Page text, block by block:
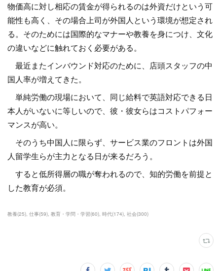
物価高に対し相応の賃金が得られるのは外資だけという可
能性も高く、その場合上司が外国人という環境が想定され
る。そのためには国際的なマナーや教養を身につけ、文化
の違いなどに触れておく必要がある。
最近またインバウンド対応のために、店頭スタッフの中
国人率が増えてきた。
単純労働の現場において、同じ給料で英語対応できる日
本人がいないに等しいので、彼・彼女らはコストパフォー
マンスが高い。
そのうち中国人に限らず、サービス業のフロントは外国
人留学生らが主力となる日が来るだろう。
すると低所得層の職が奪われるので、知的労働を前提と
した教育が必須。
教養(25) 仕事(59) 教育・学問・学習(60) 時代(174) 社会(300)